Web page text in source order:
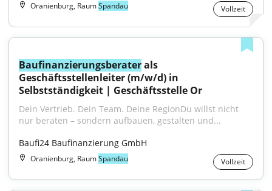
Oranienburg, RaumSpandau Vollzeit
Baufinanzierungsberater als
Geschäftsstellenleiter (m/w/d) in
Selbstständigkeit | Geschäftsstelle Or
Dein Vertrieb. Dein Team. Deine RegionDu willst nicht
nur beraten – sondern aufbauen, gestalten und...
Baufi24 Baufinanzierung GmbH
Oranienburg, RaumSpandau Vollzeit